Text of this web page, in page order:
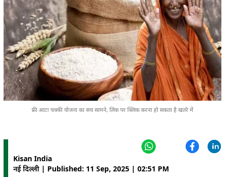
फ्री आटा चक्की योजना का सच सामने, लिंक पर क्लिक करना हो सकता है खतरे में
Kisan India
नई दिल्ली | Published: 11 Sep, 2025 | 02:51 PM